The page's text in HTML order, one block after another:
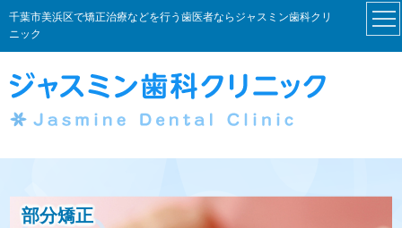
千葉市美浜区で矯正治療などを行う歯医者ならジャスミン歯科クリ
ニック
部分矯正